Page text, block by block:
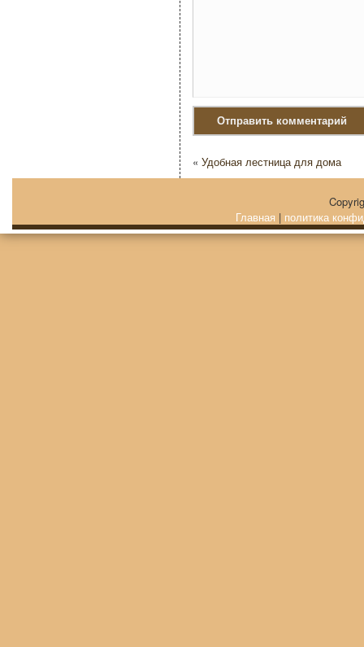
« Удобная лестница для дома
Главная | политика